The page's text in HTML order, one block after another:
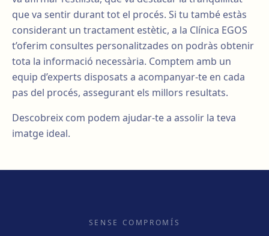
que va sentir durant tot el procés. Si tu també estàs
considerant un tractament estètic, a la Clínica EGOS
t’oferim consultes personalitzades on podràs obtenir
tota la informació necessària. Comptem amb un
equip d’experts disposats a acompanyar-te en cada
pas del procés, assegurant els millors resultats.
Descobreix com podem ajudar-te a assolir la teva
imatge ideal.
SENSE COMPROMÍS